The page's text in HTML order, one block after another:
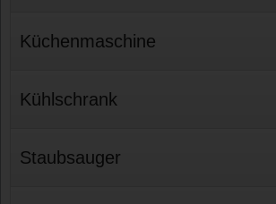
Küchenmaschine
Kühlschrank
Staubsauger